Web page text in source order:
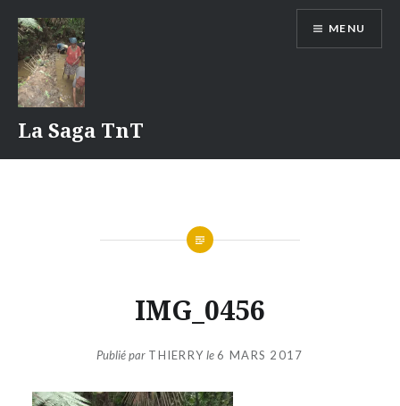
contenu
La Saga TnT
MENU
IMG_0456
Publié par THIERRYle6 MARS 2017